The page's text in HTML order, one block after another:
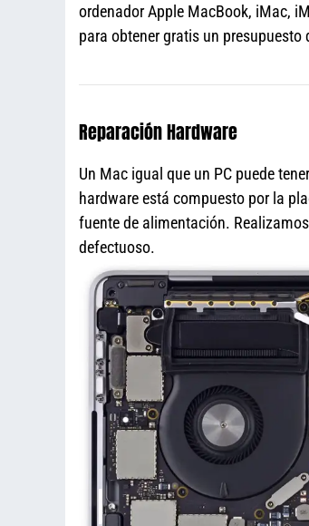
ordenador Apple MacBook, iMac,
para obtener gratis un presupuesto
Reparación Hardware
Un Mac igual que un PC puede
hardware está compuesto por la
fuente de alimentación.
defectuoso.